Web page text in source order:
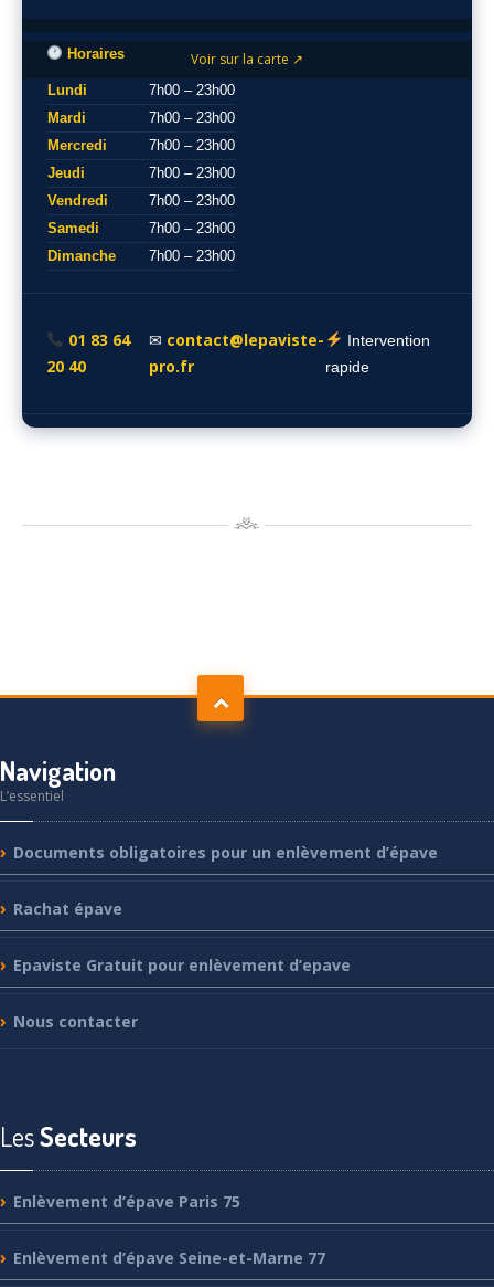
Voir sur la carte ↗
Horaires
Lundi
7h00 – 23h00
Mardi
7h00 – 23h00
Mercredi
7h00 – 23h00
Jeudi
7h00 – 23h00
Vendredi
7h00 – 23h00
Samedi
7h00 – 23h00
Dimanche
7h00 – 23h00
01 83 64
20 40
✉ contact@lepaviste-
pro.fr
Intervention
rapide
Navigation
L’essentiel
Documents obligatoires pour un enlèvement d’épave
Rachat épave
Epaviste Gratuit pour enlèvement d’epave
Nous contacter
LesSecteurs
Enlèvement d’épave Paris 75
Enlèvement d’épave Seine-et-Marne 77